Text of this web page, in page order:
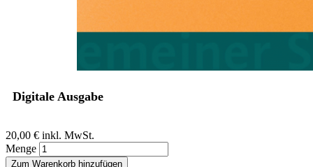
Digitale Ausgabe
20,00 € inkl. MwSt.
Menge
Zum Warenkorb hinzufügen